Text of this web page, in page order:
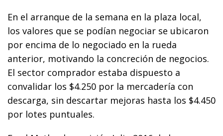
En el arranque de la semana en la plaza local,
los valores que se podían negociar se ubicaron
por encima de lo negociado en la rueda
anterior, motivando la concreción de negocios.
El sector comprador estaba dispuesto a
convalidar los $4.250 por la mercadería con
descarga, sin descartar mejoras hasta los $4.450
por lotes puntuales.